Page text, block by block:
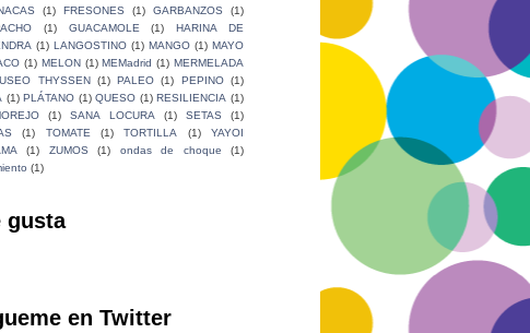
(1) FRESONES (1) GARBANZOS
(1)
(1) GUACAMOLE (1)
HARINA DE
(1) LANGOSTINO (1) MANGO (1) MAYO
(1) MELON (1) MEMadrid (1) MERMELADA
THYSSEN (1) PALEO (1) PEPINO (1)
(1) PLÁTANO (1) QUESO (1) RESILIENCIA (1)
(1) SANA LOCURA (1) SETAS
(1)
(1) TOMATE (1) TORTILLA (1)
YAYOI
(1) ZUMOS (1) ondas de choque
(1)
(1)
gusta
en Twitter